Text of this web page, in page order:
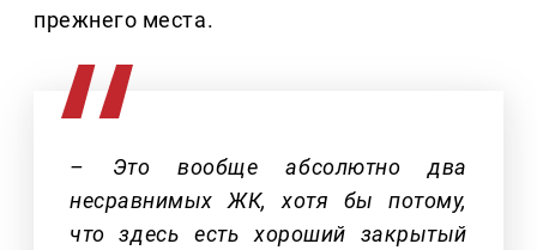
прежнего места.
– Это вообще абсолютно два
несравнимых ЖК, хотя бы потому,
что здесь есть хороший закрытый